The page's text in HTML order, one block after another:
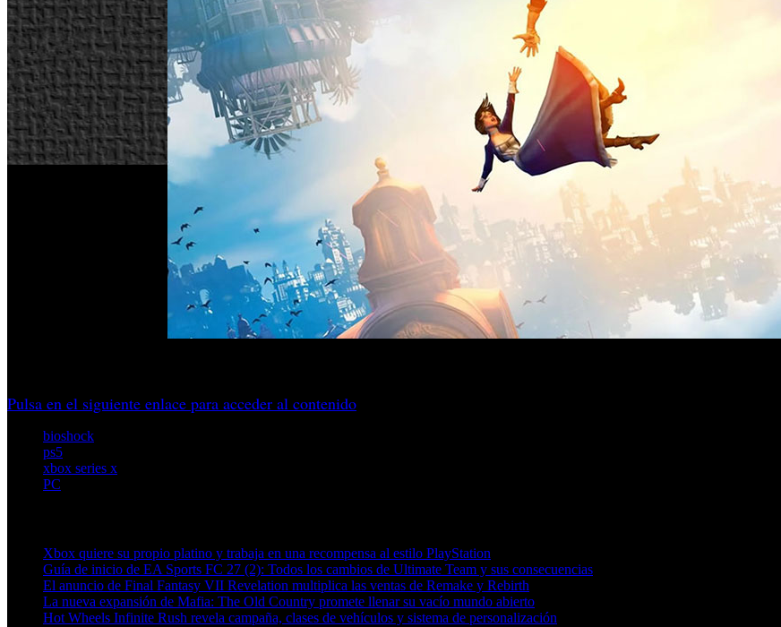
Pulsa en el siguiente enlace para acceder al contenido
bioshock
ps5
xbox series x
PC
Xbox quiere su propio platino y trabaja en una recompensa al estilo PlayStation
Guía de inicio de EA Sports FC 27 (2): Todos los cambios de Ultimate Team y sus consecuencias
El anuncio de Final Fantasy VII Revelation multiplica las ventas de Remake y Rebirth
La nueva expansión de Mafia: The Old Country promete llenar su vacío mundo abierto
Hot Wheels Infinite Rush revela campaña, clases de vehículos y sistema de personalización